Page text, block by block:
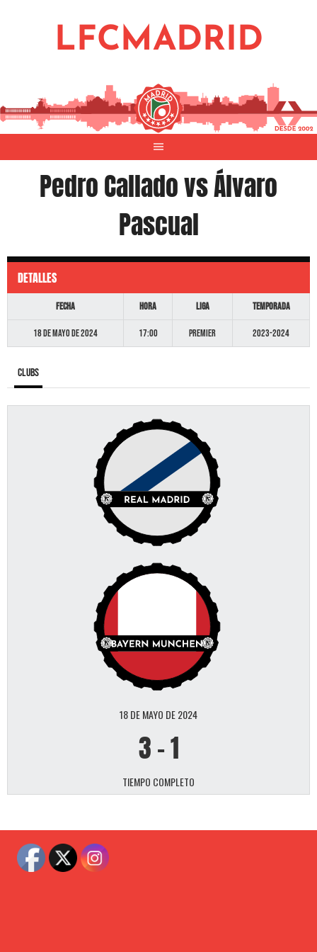
LFCMADRID
Pedro Callado vs Álvaro
Pascual
DETALLES
Fecha Hora Liga Temporada
18 de mayo de 2024 17:00 Premier 2023-2024
Clubs
18 DE MAYO DE 2024
3-1
TIEMPO COMPLETO